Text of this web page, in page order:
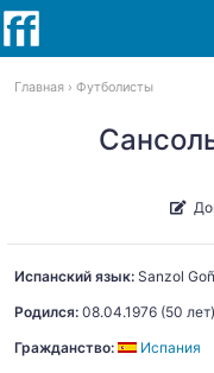
Главная Футболисты
Испанский язык: Sanzol
Родился: 08.04.1976 (50
Гражданство:
Испания